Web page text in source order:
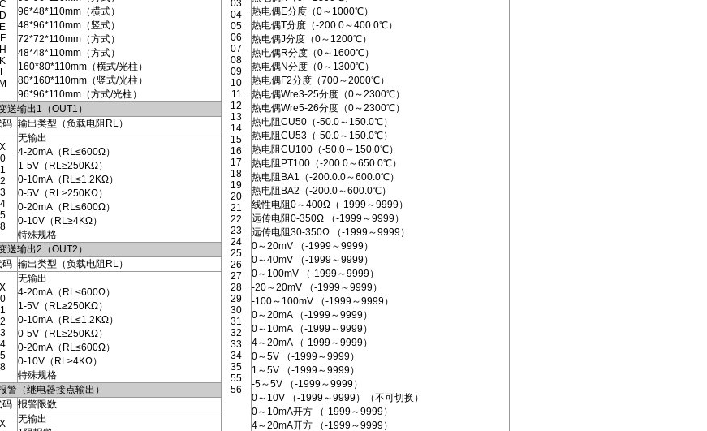
C
D
E
F
H
K
L
M
96*48*110mm（横式）
48*96*110mm（竖式）
72*72*110mm（方式）
48*48*110mm（方式）
160*80*110mm（横式/光柱）
80*160*110mm（竖式/光柱）
96*96*110mm（方式/光柱）
03
04
05
06
07
08
09
10
11
12
13
14
15
16
17
18
19
20
21
22
23
24
25
26
27
28
29
30
31
32
33
34
35
55
56
热电偶E分度（0～1000℃）
热电偶T分度（-200.0～400.0℃）
热电偶J分度（0～1200℃）
热电偶R分度（0～1600℃）
热电偶N分度（0～1300℃）
热电偶F2分度（700～2000℃）
热电偶Wre3-25分度（0～2300℃）
热电偶Wre5-26分度（0～2300℃）
热电阻CU50（-50.0～150.0℃）
热电阻CU53（-50.0～150.0℃）
热电阻CU100（-50.0～150.0℃）
热电阻PT100（-200.0～650.0℃）
热电阻BA1（-200.0.0～600.0℃）
热电阻BA2（-200.0～600.0℃）
线性电阻0～400Ω（-1999～9999）
远传电阻0-350Ω （-1999～9999）
远传电阻30-350Ω （-1999～9999）
0～20mV （-1999～9999）
0～40mV （-1999～9999）
0～100mV （-1999～9999）
-20～20mV （-1999～9999）
-100～100mV （-1999～9999）
0～20mA （-1999～9999）
0～10mA （-1999～9999）
4～20mA （-1999～9999）
0～5V （-1999～9999）
1～5V （-1999～9999）
-5～5V （-1999～9999）
0～10V （-1999～9999）（不可切换）
0～10mA开方 （-1999～9999）
4～20mA开方 （-1999～9999）
送输出1（OUT1）
码 输出类型（负载电阻RL）
X
0
1
2
3
4
5
8
无输出
4-20mA（RL≤600Ω）
1-5V（RL≥250KΩ）
0-10mA（RL≤1.2KΩ）
0-5V（RL≥250KΩ）
0-20mA（RL≤600Ω）
0-10V（RL≥4KΩ）
特殊规格
送输出2（OUT2）
码 输出类型（负载电阻RL）
X
0
1
2
3
4
5
8
无输出
4-20mA（RL≤600Ω）
1-5V（RL≥250KΩ）
0-10mA（RL≤1.2KΩ）
0-5V（RL≥250KΩ）
0-20mA（RL≤600Ω）
0-10V（RL≥4KΩ）
特殊规格
警（继电器接点输出）
码 报警限数
X
无输出